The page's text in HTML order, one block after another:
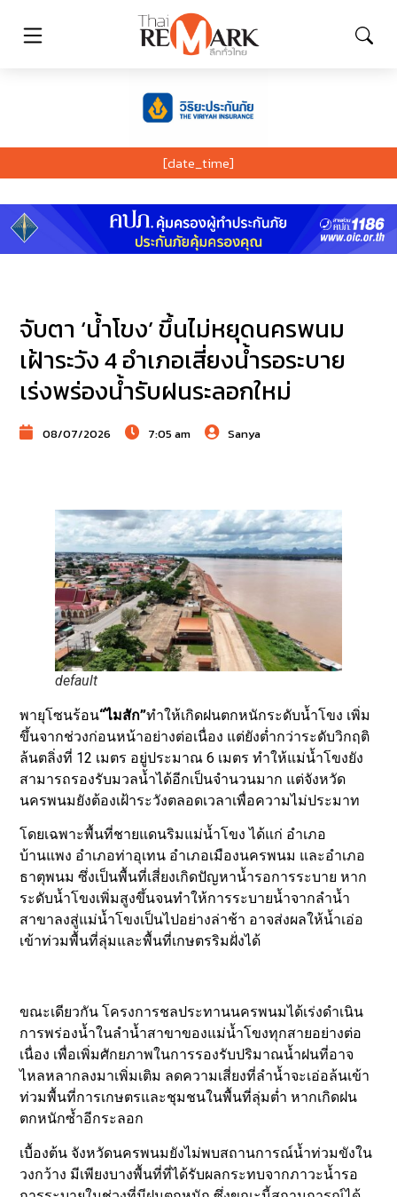
[date_time]
จับตา ‘น้ำโขง’ ขึ้นไม่หยุดนครพนม
เฝ้าระวัง 4 อำเภอเสี่ยงน้ำรอระบาย
เร่งพร่องน้ำรับฝนระลอกใหม่
08/07/2026 7:05 am Sanya
default
พายุโซนร้อน“ไมสัก”ทำให้เกิดฝนตกหนักระดับน้ำโขง เพิ่ม
ขึ้นจากช่วงก่อนหน้าอย่างต่อเนื่อง แต่ยังต่ำกว่าระดับวิกฤติ
ล้นตลิ่งที่ 12 เมตร อยู่ประมาณ 6 เมตร ทำให้แม่น้ำโขงยัง
สามารถรองรับมวลน้ำได้อีกเป็นจำนวนมาก แต่จังหวัด
นครพนมยังต้องเฝ้าระวังตลอดเวลาเพื่อความไม่ประมาท
โดยเฉพาะพื้นที่ชายแดนริมแม่น้ำโขง ได้แก่ อำเภอ
บ้านแพง อำเภอท่าอุเทน อำเภอเมืองนครพนม และอำเภอ
ธาตุพนม ซึ่งเป็นพื้นที่เสี่ยงเกิดปัญหาน้ำรอการระบาย หาก
ระดับน้ำโขงเพิ่มสูงขึ้นจนทำให้การระบายน้ำจากลำน้ำ
สาขาลงสู่แม่น้ำโขงเป็นไปอย่างล่าช้า อาจส่งผลให้น้ำเอ่อ
เข้าท่วมพื้นที่ลุ่มและพื้นที่เกษตรริมฝั่งได้
ขณะเดียวกัน โครงการชลประทานนครพนมได้เร่งดำเนิน
การพร่องน้ำในลำน้ำสาขาของแม่น้ำโขงทุกสายอย่างต่อ
เนื่อง เพื่อเพิ่มศักยภาพในการรองรับปริมาณน้ำฝนที่อาจ
ไหลหลากลงมาเพิ่มเติม ลดความเสี่ยงที่ลำน้ำจะเอ่อล้นเข้า
ท่วมพื้นที่การเกษตรและชุมชนในพื้นที่ลุ่มต่ำ หากเกิดฝน
ตกหนักซ้ำอีกระลอก
เบื้องต้น จังหวัดนครพนมยังไม่พบสถานการณ์น้ำท่วมขังใน
วงกว้าง มีเพียงบางพื้นที่ที่ได้รับผลกระทบจากภาวะน้ำรอ